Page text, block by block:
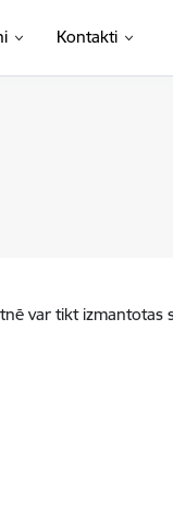
Kontakti
var tikt izmantotas